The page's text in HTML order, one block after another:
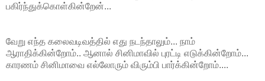
பகிர்ந்துக்கொள்கின்றேன்...
வேறு எந்த கலைவடிவத்தில் எது நடந்தாலும்... நாம்
ஆராதிக்கின்றோம்.. ஆனால் சினிமாவில் புரட்டி எடுக்கின்றோம்...
காரணம் சினிமாவை எல்லோரும் விரும்பி பார்க்கின்றோம்....